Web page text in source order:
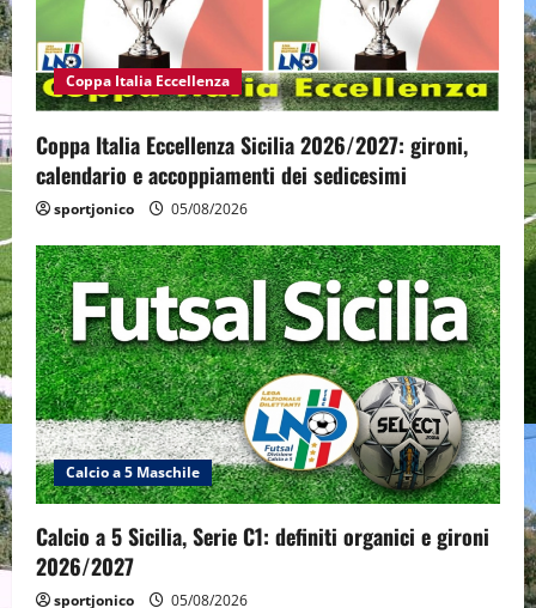
Coppa Italia Eccellenza
Coppa Italia Eccellenza Sicilia 2026/2027: gironi,
calendario e accoppiamenti dei sedicesimi
sportjonico 05/08/2026
Calcio a 5 Maschile
Calcio a 5 Sicilia, Serie C1: definiti organici e gironi
2026/2027
sportjonico 05/08/2026